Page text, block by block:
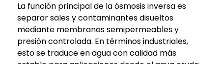
La función principal de la ósmosis inversa es
separar sales y contaminantes disueltos
mediante membranas semipermeables y
presión controlada. En términos industriales,
esto se traduce en agua con calidad más